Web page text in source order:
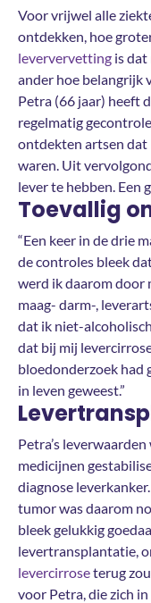
Voor vrijwel alle
ontdekken, hoe
leververvetting is dat
ander hoe belangrijk
Petra (66 jaar) heeft
regelmatig
ontdekten artsen dat
waren. Uit
lever te hebben. Een
Toevallig
“Een keer in de drie
de controles bleek
werd ik daarom door
maag- darm-,
dat ik niet-
dat bij mij
bloedonderzoek had
in leven geweest.”
Petra’s
medicijnen
diagnose
tumor was daarom
bleek gelukkig
levertransplantatie,
levercirroseterug
voor Petra, die zich